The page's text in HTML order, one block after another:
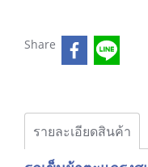
Share
รายละเอียดสินค้า